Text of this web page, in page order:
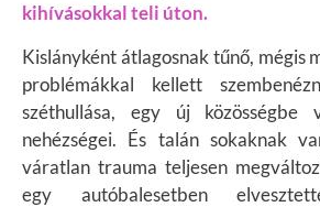
kihívásokkal teli úton.
Kislányként átlagosnak tűnő, mégis
problémákkal kellett
széthullása, egy új közösségbe
nehézségei. És talán sokaknak
váratlan trauma teljesen
egy autóbalesetben